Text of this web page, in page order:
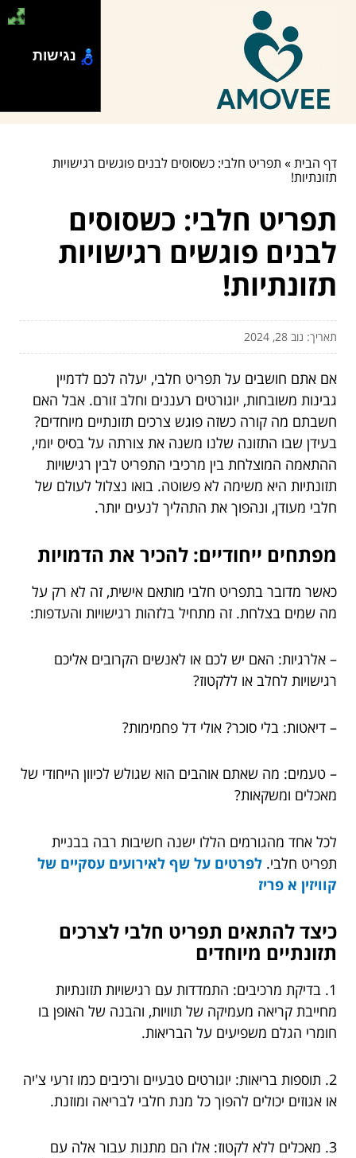
דף הבית» תפריט חלבי: כשסוסים לבנים פוגשים רגישויות
תזונתיות!
תפריט חלבי: כשסוסים
לבנים פוגשים רגישויות
תזונתיות!
תאריך: נוב 28, 2024
אם אתם חושבים על תפריט חלבי, יעלה לכם לדמיין
גבינות משובחות, יוגורטים רעננים וחלב זורם. אבל האם
חשבתם מה קורה כשזה פוגש צרכים תזונתיים מיוחדים?
בעידן שבו התזונה שלנו משנה את צורתה על בסיס יומי,
ההתאמה המוצלחת בין מרכיבי התפריט לבין רגישויות
תזונתיות היא משימה לא פשוטה. בואו נצלול לעולם של
חלבי מעודן, ונהפוך את התהליך לנעים יותר.
מפתחים ייחודיים: להכיר את הדמויות
כאשר מדובר בתפריט חלבי מותאם אישית, זה לא רק על
מה שמים בצלחת. זה מתחיל בלזהות רגישויות והעדפות:
– אלרגיות: האם יש לכם או לאנשים הקרובים אליכם
רגישויות לחלב או ללקטוז?
– דיאטות: בלי סוכר? אולי דל פחמימות?
– טעמים: מה שאתם אוהבים הוא שגולש לכיוון הייחודי של
מאכלים ומשקאות?
לכל אחד מהגורמים הללו ישנה חשיבות רבה בבניית
תפריט חלבי. לפרטים על שף לאירועים עסקיים של
קוויזין א פריז
כיצד להתאים תפריט חלבי לצרכים
תזונתיים מיוחדים
1. בדיקת מרכיבים: התמדדות עם רגישויות תזונתיות
מחייבת קריאה מעמיקה של תוויות, והבנה של האופן בו
חומרי הגלם משפיעים על הבריאות.
2. תוספות בריאות: יוגורטים טבעיים ורכיבים כמו זרעי צ'יה
או אגוזים יכולים להפוך כל מנת חלבי לבריאה ומוזנת.
3. מאכלים ללא לקטוז: אלו הם מתנות עבור אלה עם
נגישות